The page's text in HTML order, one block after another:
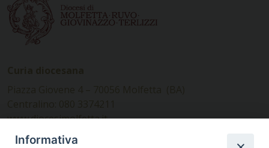
www.diocesimolfetta.it –
diocesimolfetta@pec.chiesacattolica.it
Informativa